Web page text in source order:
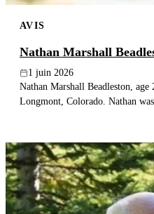
AVIS
Nathan Marshall
1 juin 2026
Nathan Marshall Beadleston, age
Longmont, Colorado. Nathan